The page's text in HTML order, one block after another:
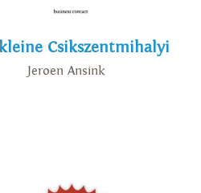
Csikszentmihalyi
Jeroen Ansink